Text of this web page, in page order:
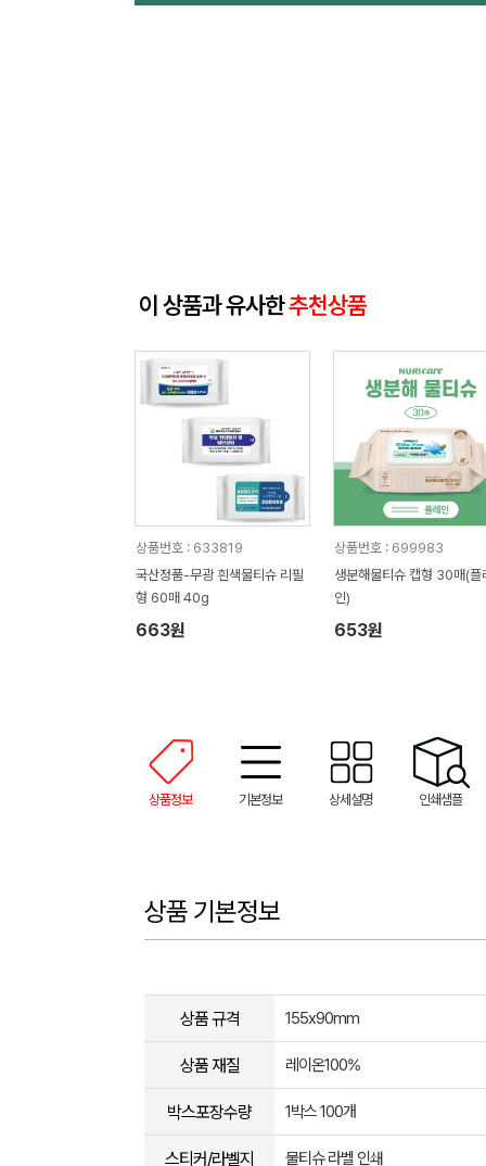
이 상품과 유사한추천상품
상품번호 : 633819
국산정품-무광 흰색물티슈 리필
형 60매 40g
663원
상품번호 : 699983
생분해물티슈 캡형 30매(플
인)
653원
상품정보 기본정보 상세설명 인쇄샘플
상품 기본정보
상품 규격 155x90mm
상품 재질 레이온100%
박스포장수량 1박스 100개
스티커/라벨지 물티슈 라벨 인쇄